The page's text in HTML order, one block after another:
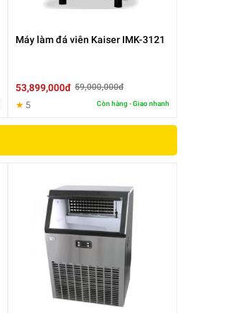
Máy làm đá viên Kaiser IMK-3121
53,899,000đ 59,000,000đ
★ 5 Còn hàng - Giao nhanh